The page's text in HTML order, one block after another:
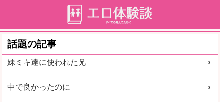
話題の記事
妹ミキ達に使われた兄
中で良かったのに